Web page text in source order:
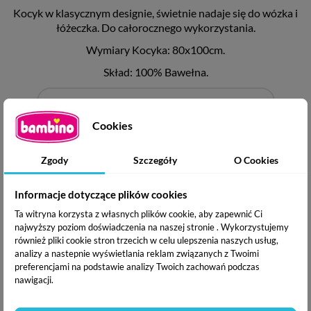
Kocyk w klasycznym designie, świetnie nadaje się do wózka i
łóżeczka. Do całorocznego wykorzystania.
Wymiary Kocyka: 80x100cm.
Skład: 100% Bawełna.
Cookies
Zgody Szczegóły O Cookies
Informacje dotyczące plików cookies
Ta witryna korzysta z własnych plików cookie, aby zapewnić Ci
najwyższy poziom doświadczenia na naszej stronie . Wykorzystujemy
również pliki cookie stron trzecich w celu ulepszenia naszych usług,
analizy a nastepnie wyświetlania reklam związanych z Twoimi
preferencjami na podstawie analizy Twoich zachowań podczas
nawigacji.